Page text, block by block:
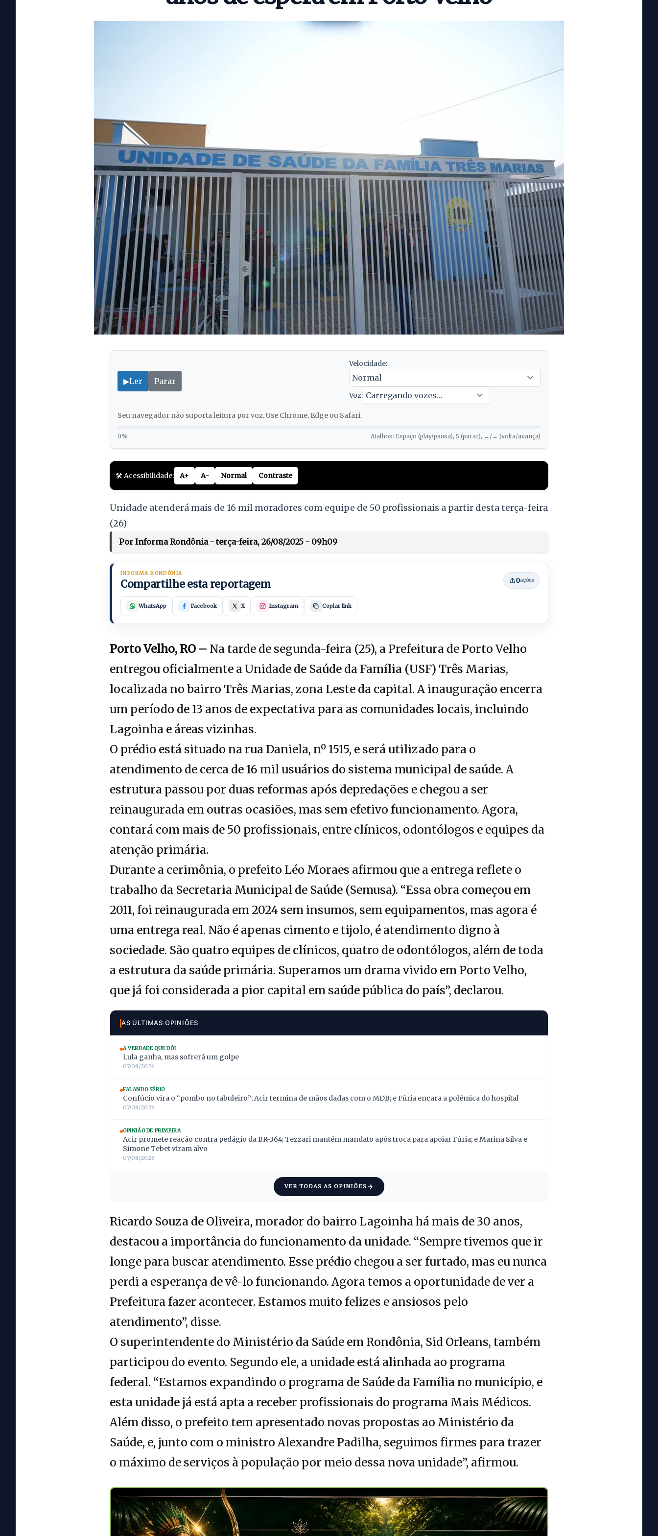
▶Ler Parar
Velocidade:
Voz:
Seu navegador não suporta leitura por voz. Use Chrome, Edge ou Safari.
0% Atalhos: Espaço (play/pausa), S (parar), ←/→ (volta/avança)
🛠️ Acessibilidade: A+ A- Normal Contraste
Unidade atenderá mais de 16 mil moradores com equipe de 50 profissionais a partir desta terça-feira
(26)
Por Informa Rondônia - terça-feira, 26/08/2025 - 09h09
INFORMA RONDÔNIA
Compartilhe esta reportagem 0ações
WhatsApp Facebook X Instagram Copiar link
Porto Velho, RO – Na tarde de segunda-feira (25), a Prefeitura de Porto Velho
entregou oficialmente a Unidade de Saúde da Família (USF) Três Marias,
localizada no bairro Três Marias, zona Leste da capital. A inauguração encerra
um período de 13 anos de expectativa para as comunidades locais, incluindo
Lagoinha e áreas vizinhas.
O prédio está situado na rua Daniela, nº 1515, e será utilizado para o
atendimento de cerca de 16 mil usuários do sistema municipal de saúde. A
estrutura passou por duas reformas após depredações e chegou a ser
reinaugurada em outras ocasiões, mas sem efetivo funcionamento. Agora,
contará com mais de 50 profissionais, entre clínicos, odontólogos e equipes da
atenção primária.
Durante a cerimônia, o prefeito Léo Moraes afirmou que a entrega reflete o
trabalho da Secretaria Municipal de Saúde (Semusa). “Essa obra começou em
2011, foi reinaugurada em 2024 sem insumos, sem equipamentos, mas agora é
uma entrega real. Não é apenas cimento e tijolo, é atendimento digno à
sociedade. São quatro equipes de clínicos, quatro de odontólogos, além de toda
a estrutura da saúde primária. Superamos um drama vivido em Porto Velho,
que já foi considerada a pior capital em saúde pública do país”, declarou.
AS ÚLTIMAS OPINIÕES
A VERDADE QUE DÓI
Lula ganha, mas sofrerá um golpe
07/08/2026
FALANDO SÉRIO
Confúcio vira o “pombo no tabuleiro”; Acir termina de mãos dadas com o MDB; e Fúria encara a polêmica do hospital
07/08/2026
OPINIÃO DE PRIMEIRA
Acir promete reação contra pedágio da BR-364; Tezzari mantém mandato após troca para apoiar Fúria; e Marina Silva e
Simone Tebet viram alvo
07/08/2026
VER TODAS AS OPINIÕES
Ricardo Souza de Oliveira, morador do bairro Lagoinha há mais de 30 anos,
destacou a importância do funcionamento da unidade. “Sempre tivemos que ir
longe para buscar atendimento. Esse prédio chegou a ser furtado, mas eu nunca
perdi a esperança de vê-lo funcionando. Agora temos a oportunidade de ver a
Prefeitura fazer acontecer. Estamos muito felizes e ansiosos pelo
atendimento”, disse.
O superintendente do Ministério da Saúde em Rondônia, Sid Orleans, também
participou do evento. Segundo ele, a unidade está alinhada ao programa
federal. “Estamos expandindo o programa de Saúde da Família no município, e
esta unidade já está apta a receber profissionais do programa Mais Médicos.
Além disso, o prefeito tem apresentado novas propostas ao Ministério da
Saúde, e, junto com o ministro Alexandre Padilha, seguimos firmes para trazer
o máximo de serviços à população por meio dessa nova unidade”, afirmou.